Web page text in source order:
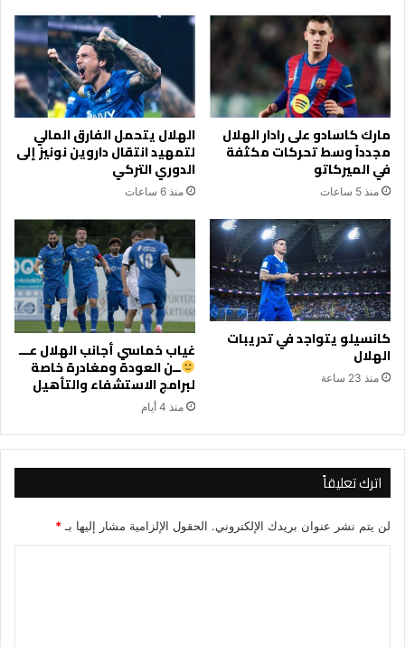
مارك كاسادو على رادار الهلال
مجدداً وسط تحركات مكثفة
في الميركاتو
منذ 5 ساعات
الهلال يتحمل الفارق المالي
لتمهيد انتقال داروين نونيز إلى
الدوري التركي
منذ 6 ساعات
كانسيلو يتواجد في تدريبات
الهلال
منذ 23 ساعة
غياب خماسي أجانب الهلال عـــ
ــن العودة ومغادرة خاصة
لبرامج الاستشفاء والتأهيل
منذ 4 أيام
اترك تعليقاً
لن يتم نشر عنوان بريدك الإلكتروني. الحقول الإلزامية مشار إليها بـ *